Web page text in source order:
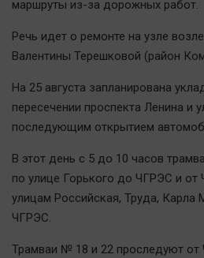
Экономика
Происшествия
Здоровье
Культура
Курилка
Мнения
Технологии
Отраслевые темы
Hедвижимость
маршруты из-за дорожных работ.
Речь идет о ремонте на узле
Валентины Терешковой (район
На 25 августа запланирована
пересечении проспекта Ленина и
последующим открытием
В этот день с 5 до 10 часов
по улице Горького до ЧГРЭС и от
улицам Российская, Труда, Карла
ЧГРЭС.
Трамваи № 18 и 22 проследуют